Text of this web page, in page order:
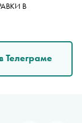
В
Телеграме